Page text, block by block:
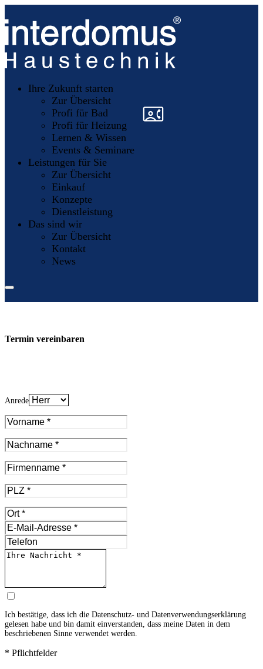
Ihre Zukunft starten
Zur Übersicht
Profi für Bad
Profi für Heizung
Lernen & Wissen
Events & Seminare
Leistungen für Sie
Zur Übersicht
Einkauf
Konzepte
Dienstleistung
Das sind wir
Zur Übersicht
Kontakt
News
»
Termin vereinbaren
Anrede
Ich bestätige, dass ich die Datenschutz- und Datenverwendungserklärung
gelesen habe und bin damit einverstanden, dass meine Daten in dem
beschriebenen Sinne verwendet werden.
* Pflichtfelder